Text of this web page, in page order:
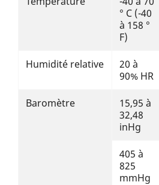
° C (-40
à 158 °
F)
Humidité relative
20 à
90% HR
Baromètre
15,95 à
32,48
inHg
405 à
825
mmHg